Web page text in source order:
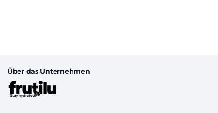
Über das Unternehmen